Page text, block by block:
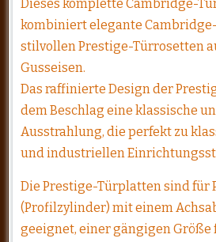
Dieses komplette Cambridge-
kombiniert elegante
stilvollen Prestige-Türrosetten
Gusseisen.
Das raffinierte Design der
dem Beschlag eine klassische
Ausstrahlung, die perfekt zu
und industriellen
Die Prestige-Türplatten sind für
(Profilzylinder) mit einem
geeignet, einer gängigen